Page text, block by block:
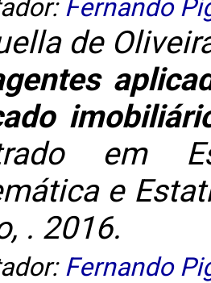
Fernando
de
em
e
. 2016.
Fernando